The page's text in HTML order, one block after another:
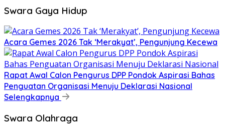
Swara Gaya Hidup
Acara Gemes 2026 Tak ‘Merakyat’, Pengunjung Kecewa
Rapat Awal Calon Pengurus DPP Pondok Aspirasi Bahas
Penguatan Organisasi Menuju Deklarasi Nasional
Selengkapnya
Swara Olahraga